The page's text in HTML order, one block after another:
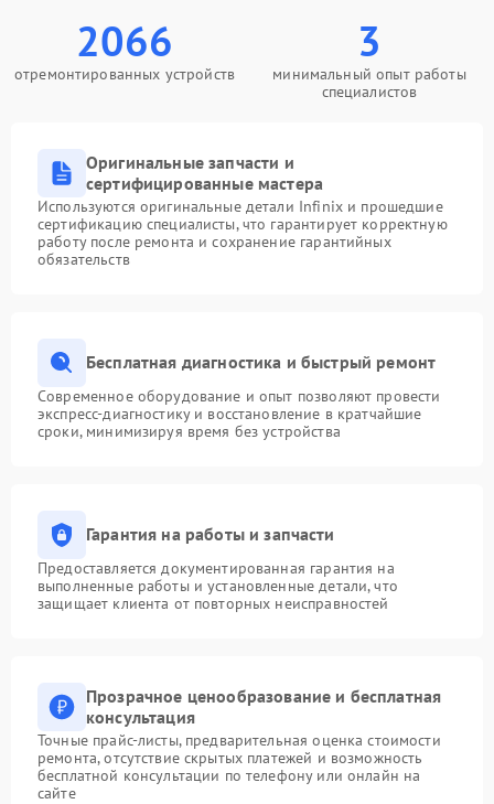
2066
отремонтированных устройств
3
минимальный опыт работы
специалистов
Оригинальные запчасти и
сертифицированные мастера
Используются оригинальные детали Infinix и прошедшие
сертификацию специалисты, что гарантирует корректную
работу после ремонта и сохранение гарантийных
обязательств
Бесплатная диагностика и быстрый ремонт
Современное оборудование и опыт позволяют провести
экспресс-диагностику и восстановление в кратчайшие
сроки, минимизируя время без устройства
Гарантия на работы и запчасти
Предоставляется документированная гарантия на
выполненные работы и установленные детали, что
защищает клиента от повторных неисправностей
Прозрачное ценообразование и бесплатная
консультация
Точные прайс-листы, предварительная оценка стоимости
ремонта, отсутствие скрытых платежей и возможность
бесплатной консультации по телефону или онлайн на
сайте